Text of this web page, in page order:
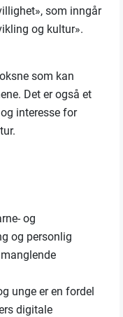
som inngår
og kultur».
som kan
Det er også et
interesse for
og
og personlig
unge er en fordel
digitale